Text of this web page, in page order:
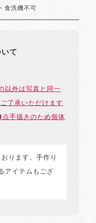
食洗機不可
て
以外は写真と同一
了承いただけます
手描きのため個体
ります。手作り
アイテムもござ